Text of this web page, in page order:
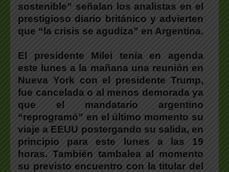
sostenible” señalan los analistas en el
prestigioso diario británico y advierten
que “la crisis se agudiza” en Argentina.
El presidente Milei tenía en agenda
este lunes a la mañana una reunión en
Nueva York con el presidente Trump,
fue cancelada o al menos demoradaya
que el mandatario argentino
“reprogramó” en el último momento su
viaje a EEUU postergando su salida, en
principio para este lunes a las 19
horas. También tambalea al momento
su previsto encuentro con la titular del